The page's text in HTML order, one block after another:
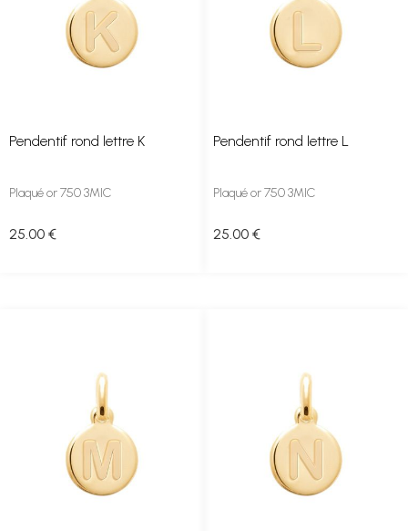
Pendentif rond lettre K
Plaqué or 750 3MIC
25 .00 €
Pendentif rond lettre L
Plaqué or 750 3MIC
25 .00 €